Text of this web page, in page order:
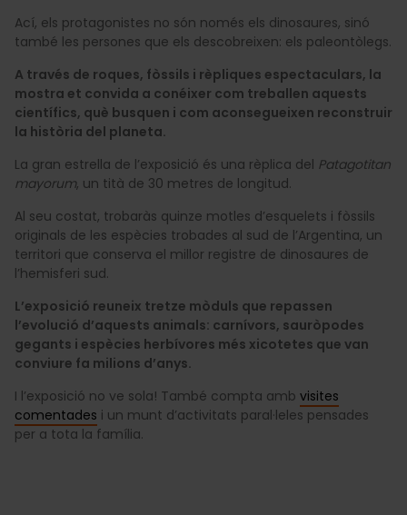
Ací, els protagonistes no són només els dinosaures, sinó
també les persones que els descobreixen: els paleontòlegs.
A través de roques, fòssils i rèpliques espectaculars, la
mostra et convida a conéixer com treballen aquests
científics, què busquen i com aconsegueixen reconstruir
la història del planeta.
La gran estrella de l’exposició és una rèplica del Patagotitan
mayorum, un tità de 30 metres de longitud.
Al seu costat, trobaràs quinze motles d’esquelets i fòssils
originals de les espècies trobades al sud de l’Argentina, un
territori que conserva el millor registre de dinosaures de
l’hemisferi sud.
L’exposició reuneix tretze mòduls que repassen
l’evolució d’aquests animals: carnívors, sauròpodes
gegants i espècies herbívores més xicotetes que van
conviure fa milions d’anys.
I l’exposició no ve sola! També compta amb visites
comentades i un munt d’activitats paral·leles pensades
per a tota la família.